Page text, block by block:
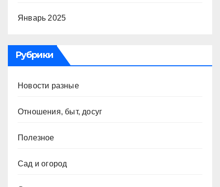
Январь 2025
Рубрики
Новости разные
Отношения, быт, досуг
Полезное
Сад и огород